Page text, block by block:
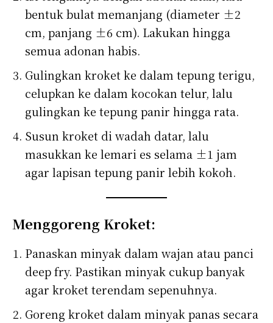
bentuk bulat memanjang (diameter ±2
cm, panjang ±6 cm). Lakukan hingga
semua adonan habis.
Gulingkan kroket ke dalam tepung terigu,
celupkan ke dalam kocokan telur, lalu
gulingkan ke tepung panir hingga rata.
Susun kroket di wadah datar, lalu
masukkan ke lemari es selama ±1 jam
agar lapisan tepung panir lebih kokoh.
Menggoreng Kroket:
Panaskan minyak dalam wajan atau panci
deep fry. Pastikan minyak cukup banyak
agar kroket terendam sepenuhnya.
Goreng kroket dalam minyak panas secara